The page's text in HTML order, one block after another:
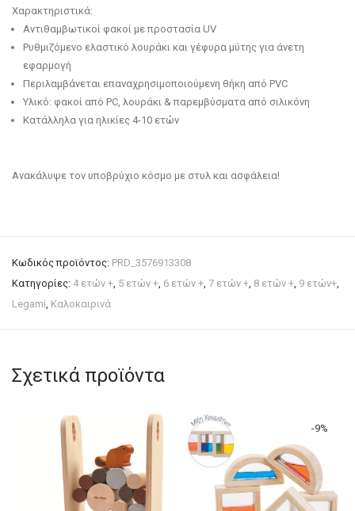
Χαρακτηριστικά:
Αντιθαμβωτικοί φακοί με προστασία UV
Ρυθμιζόμενο ελαστικό λουράκι και γέφυρα μύτης για άνετη
εφαρμογή
Περιλαμβάνεται επαναχρησιμοποιούμενη θήκη από PVC
Υλικό: φακοί από PC, λουράκι & παρεμβύσματα από σιλικόνη
Κατάλληλα για ηλικίες 4-10 ετών
Ανακάλυψε τον υποβρύχιο κόσμο με στυλ και ασφάλεια!
Κωδικός προϊόντος: PRD_3576913308
Κατηγορίες: 4 ετών +, 5 ετών +, 6 ετών +, 7 ετών +, 8 ετών +, 9 ετών+,
Legami, Καλοκαιρινά
Σχετικά προϊόντα
-9%